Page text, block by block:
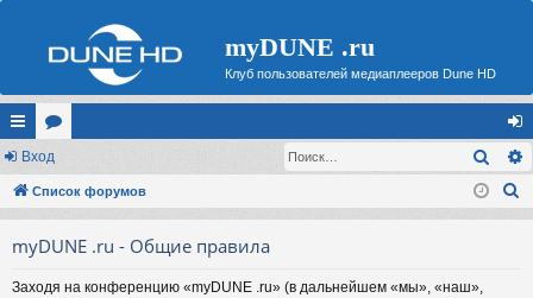
myDUNE .ru
Клуб пользователей медиаплееров Dune HD
с
ы
ор
ум
хо
д
Вход
Список форумов
myDUNE .ru - Общие правила
Заходя на конференцию «myDUNE .ru» (в дальнейшем «мы», «наш»,